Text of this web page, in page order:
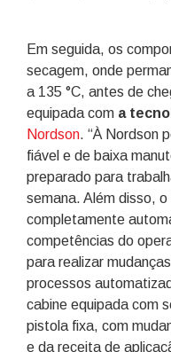
Em seguida, os
secagem, onde
a 135 °C, antes de
equipada com a
Nordson. “À Nordson
fiável e de baixa
preparado para
semana. Além disso,
completamente
competências do
para realizar
processos
cabine equipada com
pistola fixa, com
e da receita de